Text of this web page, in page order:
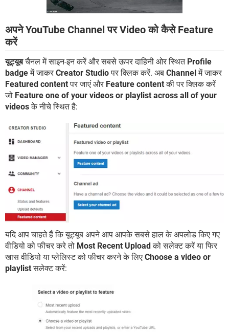
अपने YouTube Channel पर Video को कैसे Feature
करें
यूट्यूबचैनल में साइन-इन करें और सबसे ऊपर दाहिनी ओर स्थित Profile
badgeमें जाकर Creator Studioपर क्लिक करें. अब Channelमें जाकर
Featured contentपर जाएं और Feature contentकी पर क्लिक करें
जो Feature one of your videos or playlist across all of your
videosके नीचे स्थित है:
यदि आप चाहते हैं कि यूट्यूब अपने आप आपके सबसे हाल के अपलोड किए गए
वीडियो को फीचर करे तो Most Recent Upload को सलेक्ट करें या फिर
खास वीडियो या प्लेलिस्ट को फीचर करने के लिए Choose a video or
playlistसलेक्ट करें: